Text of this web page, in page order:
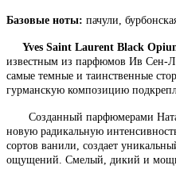
Базовые ноты: пачули,
Yves Saint Laurent Black
известным из парфюмов Ив Сен-
самые темные и таинственные
гурманскую композицию
Созданный парфюмерами
новую радикальную
сортов ванили, создает
ощущений. Смелый, дикий и